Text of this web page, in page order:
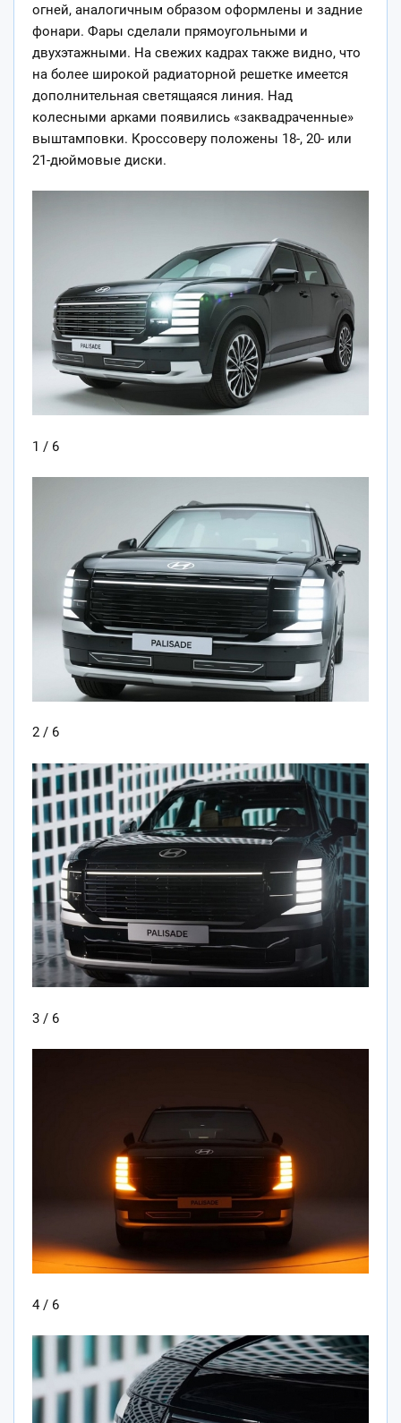
огней, аналогичным образом оформлены и задние
фонари. Фары сделали прямоугольными и
двухэтажными. На свежих кадрах также видно, что
на более широкой радиаторной решетке имеется
дополнительная светящаяся линия. Над
колесными арками появились «заквадраченные»
выштамповки. Кроссоверу положены 18-, 20- или
21-дюймовые диски.
1 / 6
2 / 6
3 / 6
4 / 6